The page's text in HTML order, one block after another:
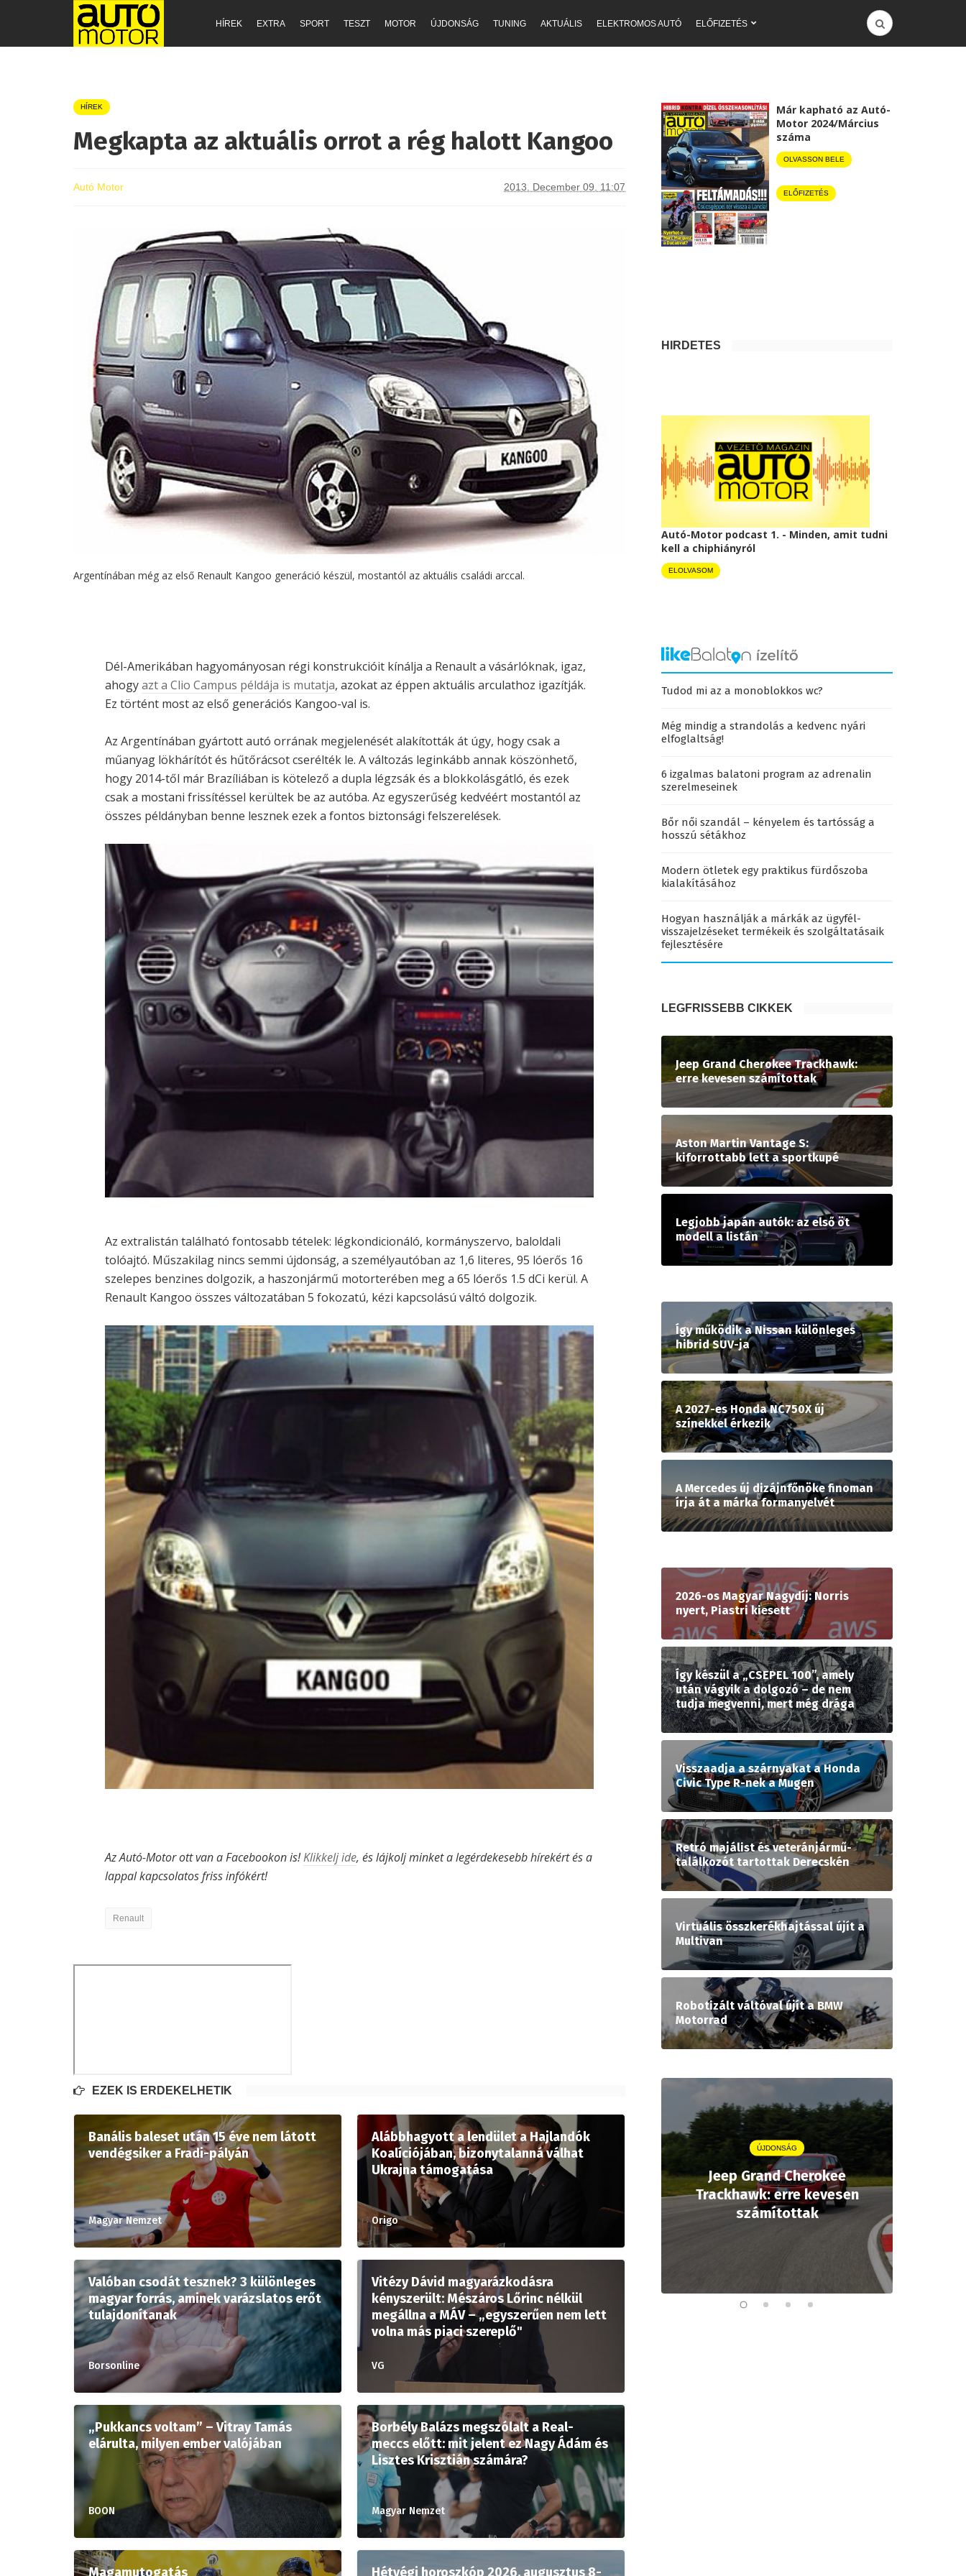
HÍREK EXTRA SPORT TESZT MOTOR ÚJDONSÁG TUNING AKTUÁLIS ELEKTROMOS AUTÓ ELŐFIZETÉS
HÍREK
Megkapta az aktuális orrot a rég halott Kangoo
Autó Motor 2013. December 09. 11:07
Argentínában még az első Renault Kangoo generáció készül, mostantól az aktuális családi arccal.
Dél-Amerikában hagyományosan régi konstrukcióit kínálja a Renault a vásárlóknak, igaz,
ahogyazt a Clio Campus példája is mutatja, azokat az éppen aktuális arculathoz igazítják.
Ez történt most az első generációs Kangoo-val is.
Az Argentínában gyártott autó orrának megjelenését alakították át úgy, hogy csak a
műanyag lökhárítót és hűtőrácsot cserélték le. A változás leginkább annak köszönhető,
hogy 2014-től már Brazíliában is kötelező a dupla légzsák és a blokkolásgátló, és ezek
csak a mostani frissítéssel kerültek be az autóba. Az egyszerűség kedvéért mostantól az
összes példányban benne lesznek ezek a fontos biztonsági felszerelések.
Az extralistán található fontosabb tételek: légkondicionáló, kormányszervo, baloldali
tolóajtó. Műszakilag nincs semmi újdonság, a személyautóban az 1,6 literes, 95 lóerős 16
szelepes benzines dolgozik, a haszonjármű motorterében meg a 65 lóerős 1.5 dCi kerül. A
Renault Kangoo összes változatában 5 fokozatú, kézi kapcsolású váltó dolgozik.
Az Autó-Motor ott van a Facebookon is!Klikkelj ide, és lájkolj minket a legérdekesebb hírekért és a
lappal kapcsolatos friss infókért!
Renault
EZEK IS ÉRDEKELHETIK
Banális baleset után 15 éve nem látott
vendégsiker a Fradi-pályán
Magyar Nemzet
Alábbhagyott a lendület a Hajlandók
Koalíciójában, bizonytalanná válhat
Ukrajna támogatása
Origo
Valóban csodát tesznek? 3 különleges
magyar forrás, aminek varázslatos erőt
tulajdonítanak
Borsonline
Vitézy Dávid magyarázkodásra
kényszerült: Mészáros Lőrinc nélkül
megállna a MÁV – „egyszerűen nem lett
volna más piaci szereplő"
VG
„Pukkancs voltam” – Vitray Tamás
elárulta, milyen ember valójában
BOON
Borbély Balázs megszólalt a Real-
meccs előtt: mit jelent ez Nagy Ádám és
Lisztes Krisztián számára?
Magyar Nemzet
Magamutogatás Hétvégi horoszkóp 2026. augusztus 8-
Már kapható az Autó-
Motor 2024/Március
száma
OLVASSON BELE
ELŐFIZETÉS
HIRDETÉS
Autó-Motor podcast 1. - Minden, amit tudni
kell a chiphiányról
ELOLVASOM
Tudod mi az a monoblokkos wc?
Még mindig a strandolás a kedvenc nyári
elfoglaltság!
6 izgalmas balatoni program az adrenalin
szerelmeseinek
Bőr női szandál – kényelem és tartósság a
hosszú sétákhoz
Modern ötletek egy praktikus fürdőszoba
kialakításához
Hogyan használják a márkák az ügyfél-
visszajelzéseket termékeik és szolgáltatásaik
fejlesztésére
LEGFRISSEBB CIKKEK
Jeep Grand Cherokee Trackhawk:
erre kevesen számítottak
Aston Martin Vantage S:
kiforrottabb lett a sportkupé
Legjobb japán autók: az első öt
modell a listán
Így működik a Nissan különleges
hibrid SUV-ja
A 2027-es Honda NC750X új
színekkel érkezik
A Mercedes új dizájnfőnöke finoman
írja át a márka formanyelvét
2026-os Magyar Nagydíj: Norris
nyert, Piastri kiesett
Így készül a „CSEPEL 100”, amely
után vágyik a dolgozó – de nem
tudja megvenni, mert még drága
Visszaadja a szárnyakat a Honda
Civic Type R-nek a Mugen
Retró majálist és veteránjármű-
találkozót tartottak Derecskén
Virtuális összkerékhajtással újít a
Multivan
Robotizált váltóval újít a BMW
Motorrad
ÚJDONSÁG
Jeep Grand Cherokee
Trackhawk: erre kevesen
számítottak